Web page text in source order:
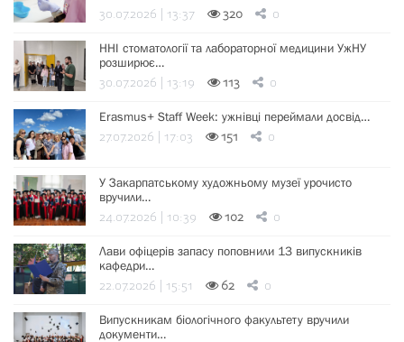
30.07.2026 | 13:37 320 0
ННІ стоматології та лабораторної медицини УжНУ
розширює…
30.07.2026 | 13:19 113 0
Erasmus+ Staff Week: ужнівці переймали досвід…
27.07.2026 | 17:03 151 0
У Закарпатському художньому музеї урочисто
вручили…
24.07.2026 | 10:39 102 0
Лави офіцерів запасу поповнили 13 випускників
кафедри…
22.07.2026 | 15:51 62 0
Випускникам біологічного факультету вручили
документи…